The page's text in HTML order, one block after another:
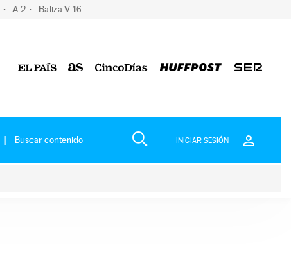
A-2 Baliza V-16
INICIAR SESIÓN